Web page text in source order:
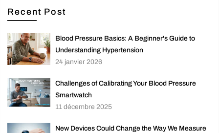
Recent Post
Blood Pressure Basics: A Beginner's Guide to
Understanding Hypertension
24 janvier 2026
Challenges of Calibrating Your Blood Pressure
Smartwatch
11 décembre 2025
New Devices Could Change the Way We Measure